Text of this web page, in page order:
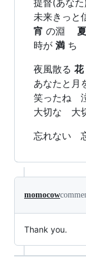
未来きっと
宵 の淵 夏
時が 満 ち
夜風散る 花
あなたと月
笑ったね
大切な 大
忘れない
momocow
Thank you.